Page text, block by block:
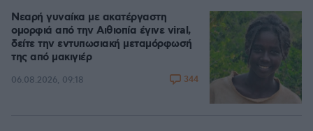
Νεαρή γυναίκα με ακατέργαστη
ομορφιά από την Αιθιοπία έγινε viral,
δείτε την εντυπωσιακή μεταμόρφωσή
της από μακιγιέρ
06.08.2026, 09:18 344